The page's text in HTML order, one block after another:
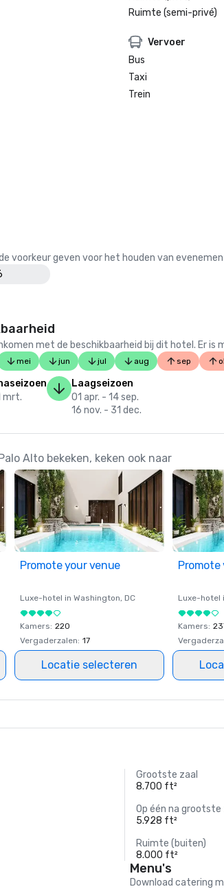
Ruimte (semi-privé)
Vervoer
Bus
Taxi
Trein
voorkeur geven voor het houden van
met de beschikbaarheid bij dit hotel. Er is
mei jun jul aug sep
mrt.
Laagseizoen
01 apr. - 14 sep.
16 nov. - 31 dec.
Alto bekeken, keken ook naar
Promote your venue
Luxe-hotel in Washington, DC
Kamers: 220
Vergaderzalen: 17
Locatie selecteren
Promote
Luxe-hotel
Kamers:
Grootste zaal
8.700 ft²
Op één na grootste
5.928 ft²
Ruimte (buiten)
8.000 ft²
Menu's
Download catering